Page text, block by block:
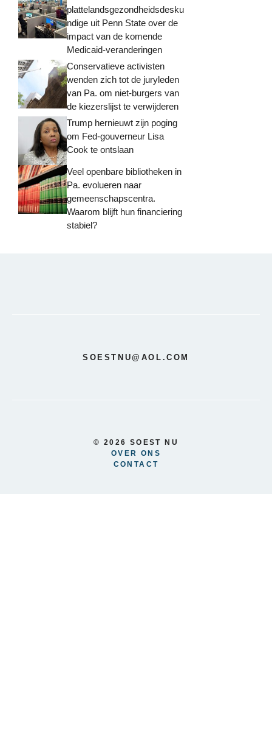
plattelandsgezondheidsdesku
ndige uit Penn State over de
impact van de komende
Medicaid-veranderingen
Conservatieve activisten
wenden zich tot de juryleden
van Pa. om niet-burgers van
de kiezerslijst te verwijderen
Trump hernieuwt zijn poging
om Fed-gouverneur Lisa
Cook te ontslaan
Veel openbare bibliotheken in
Pa. evolueren naar
gemeenschapscentra.
Waarom blijft hun financiering
stabiel?
SOESTNU@AOL.COM
© 2026 SOEST NU
OVER ONS
CONTACT